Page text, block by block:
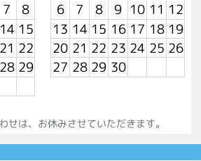
7
8
14 15
21 22
28 29
6
7 8 9 10 11 12
13 14 15 16 17 18 19
20 21 22 23 24 25 26
27 28 29 30
は、お休みさせていただきます。